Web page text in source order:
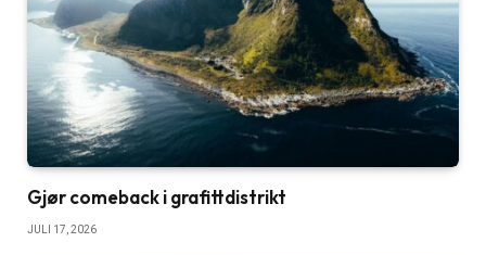
Gjør comeback i grafittdistrikt
JULI 17, 2026